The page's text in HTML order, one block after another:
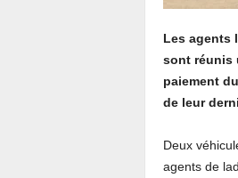
Les agents
sont réunis
paiement
de leur
Deux
agents de